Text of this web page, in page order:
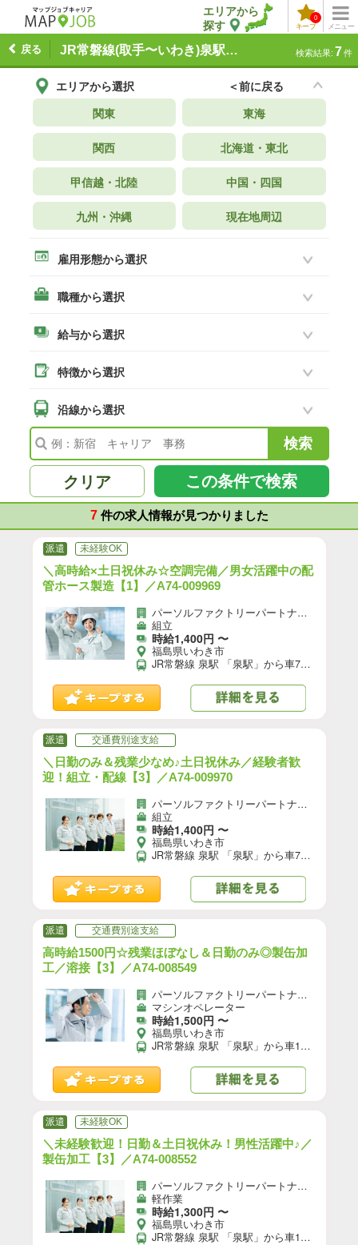
メニュー
キープ
0
エリアから
探す
JR常磐線(取手〜いわき)泉駅周辺 の求人一覧
戻る 検索結果: 7件
エリアから選択
＜前に戻る
関東
東海
関西 北海道・東北
甲信越・北陸 中国・四国
九州・沖縄 現在地周辺
雇用形態から選択
職種から選択
給与から選択
特徴から選択
沿線から選択
クリア この条件で検索
7件の求人情報が見つかりました
派遣 未経験OK
＼高時給×土日祝休み☆空調完備／男女活躍中の配
管ホース製造【1】／A74-009969
パーソルファクトリーパートナーズ株式会社
組立
時給1,400円 〜
福島県いわき市
JR常磐線 泉駅 「泉駅」から車7分 ★自転車、バイク、マイカー通勤OK（無料駐車場あり）
派遣 交通費別途支給
＼日勤のみ＆残業少なめ♪土日祝休み／経験者歓
迎！組立・配線【3】／A74-009970
パーソルファクトリーパートナーズ株式会社
組立
時給1,400円 〜
福島県いわき市
JR常磐線 泉駅 「泉駅」から車7分 ★自転車、バイク、マイカー通勤OK（無料駐車場あり）
派遣 交通費別途支給
高時給1500円☆残業ほぼなし＆日勤のみ◎製缶加
工／溶接【3】／A74-008549
パーソルファクトリーパートナーズ株式会社
マシンオペレーター
時給1,500円 〜
福島県いわき市
JR常磐線 泉駅 「泉駅」から車10分 ★自転車、バイク、マイカー通勤OK（無料駐車場あり）
派遣 未経験OK
＼未経験歓迎！日勤＆土日祝休み！男性活躍中♪／
製缶加工【3】／A74-008552
パーソルファクトリーパートナーズ株式会社
軽作業
時給1,300円 〜
福島県いわき市
JR常磐線 泉駅 「泉駅」から車10分 ★自転車、バイク、マイカー通勤OK（無料駐車場あり）